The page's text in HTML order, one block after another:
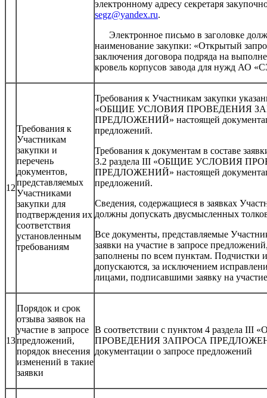
электронному адресу секретаря
segz@yandex.ru.
Электронное письмо в заголовке
наименование закупки: «Открытый
заключения договора подряда на
кровель корпусов завода для нужд АО
12
Требования к
Участникам
закупки и
перечень
документов,
представляемых
Участниками
закупки для
подтверждения их
соответствия
установленным
требованиям
Требования к Участникам закупки
«ОБЩИЕ УСЛОВИЯ ПРОВЕДЕНИЯ
ПРЕДЛОЖЕНИЙ» настоящей
предложений.
Требования к документам в составе
3.2 раздела III «ОБЩИЕ УСЛОВИЯ
ПРЕДЛОЖЕНИЙ» настоящей
предложений.
Сведения, содержащиеся в заявках
должны допускать двусмысленных
Все документы, представляемые
заявки на участие в запросе
заполнены по всем пунктам. Подчистки
допускаются, за исключением
лицами, подписавшими заявку на
13
Порядок и срок
отзыва заявок на
участие в запросе
предложений,
порядок внесения
изменений в такие
заявки
В соответствии с пунктом 4 раздела
ПРОВЕДЕНИЯ ЗАПРОСА
документации о запросе предложений